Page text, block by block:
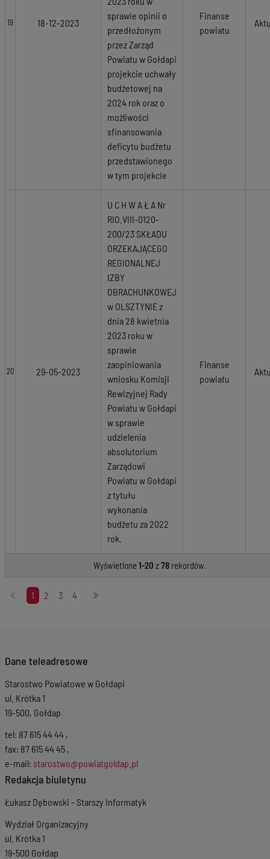
19 18-12-2023
sprawie opinii o
przedłożonym
przez Zarząd
Powiatu w Gołdapi
projekcie uchwały
budżetowej na
2024 rok oraz o
możliwości
sfinansowania
deficytu budżetu
przedstawionego
w tym projekcie
Finanse
powiatu
20 29-05-2023
U C H W A Ł A Nr
RIO.VIII-0120-
200/23 SKŁADU
ORZEKAJĄCEGO
REGIONALNEJ
IZBY
OBRACHUNKOWEJ
w OLSZTYNIE z
dnia 28 kwietnia
2023 roku w
sprawie
zaopiniowania
wniosku Komisji
Rewizyjnej Rady
Powiatu w Gołdapi
w sprawie
udzielenia
absolutorium
Zarządowi
Powiatu w Gołdapi
z tytułu
wykonania
budżetu za 2022
rok.
Finanse
powiatu
Wyświetlone1-20 z78 rekordów.
Stronicowanie
1 2 3 4
Dane teleadresowe
Starostwo Powiatowe w Gołdapi
ul. Krótka 1
19-500, Gołdap
tel: 87 615 44 44 ,
fax: 87 615 44 45 ,
e-mail: starostwo@powiatgoldap.pl
Redakcja biuletynu
Łukasz Dębowski - Starszy Informatyk
Wydział Organizacyjny
ul. Krótka 1
19-500 Gołdap